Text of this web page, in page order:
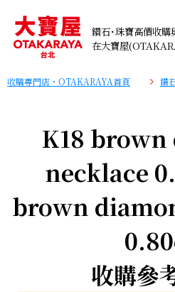
鑽石･珠寶高價收
在大寶屋
收購專門店・OTAKARAYA首頁 鑽
K18
necklace
brown
收購參